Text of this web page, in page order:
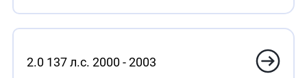
2.0 137 л.с. 2000 - 2003